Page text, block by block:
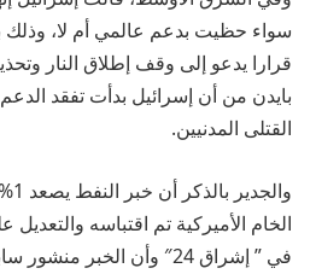
سواء حظيت بدعم عالمي أم لا، وذلك
قرارا يدعو إلى وقف إطلاق النار
بايدن من أن إسرائيل بدأت تفقد
القتلى المدنيين.
الخام الأميركية تم اقتباسه
في ” إشراق 24″ وأن الخبر